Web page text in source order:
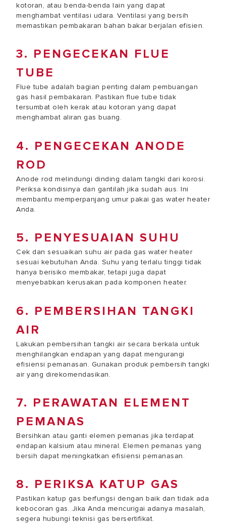
kotoran, atau benda-benda lain yang dapat
menghambat ventilasi udara. Ventilasi yang bersih
memastikan pembakaran bahan bakar berjalan efisien.
3. PENGECEKAN FLUE
TUBE
Flue tube adalah bagian penting dalam pembuangan
gas hasil pembakaran. Pastikan flue tube tidak
tersumbat oleh kerak atau kotoran yang dapat
menghambat aliran gas buang.
4. PENGECEKAN ANODE
ROD
Anode rod melindungi dinding dalam tangki dari korosi.
Periksa kondisinya dan gantilah jika sudah aus. Ini
membantu memperpanjang umur pakai gas water heater
Anda.
5. PENYESUAIAN SUHU
Cek dan sesuaikan suhu air pada gas water heater
sesuai kebutuhan Anda. Suhu yang terlalu tinggi tidak
hanya berisiko membakar, tetapi juga dapat
menyebabkan kerusakan pada komponen heater.
6. PEMBERSIHAN TANGKI
AIR
Lakukan pembersihan tangki air secara berkala untuk
menghilangkan endapan yang dapat mengurangi
efisiensi pemanasan. Gunakan produk pembersih tangki
air yang direkomendasikan.
7. PERAWATAN ELEMENT
PEMANAS
Bersihkan atau ganti elemen pemanas jika terdapat
endapan kalsium atau mineral. Elemen pemanas yang
bersih dapat meningkatkan efisiensi pemanasan.
8. PERIKSA KATUP GAS
Pastikan katup gas berfungsi dengan baik dan tidak ada
kebocoran gas. Jika Anda mencurigai adanya masalah,
segera hubungi teknisi gas bersertifikat.